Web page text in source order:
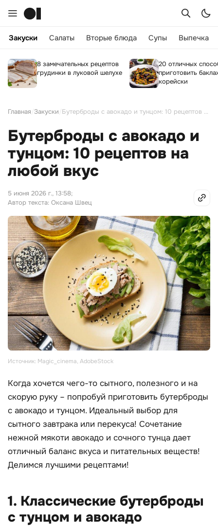
Закуски Салаты Вторые блюда Супы Выпечка
8 замечательных рецептов
грудинки в луковой шелухе
20 отличных
приготовить
корейски
Главная Закуски Бутерброды с авокадо и тунцом: 10 рецептов на любой вкус
Бутерброды с авокадо и
тунцом: 10 рецептов на
любой вкус
5 июня 2026 г., 13:58;
Автор текста: Оксана Швец
Источник: Magic_cinema, AdobeStock
Когда хочется чего-то сытного, полезного и на
скорую руку – попробуй приготовить бутерброды
с авокадо и тунцом. Идеальный выбор для
сытного завтрака или перекуса! Сочетание
нежной мякоти авокадо и сочного тунца дает
отличный баланс вкуса и питательных веществ!
Делимся лучшими рецептами!
1. Классические бутерброды
с тунцом и авокадо